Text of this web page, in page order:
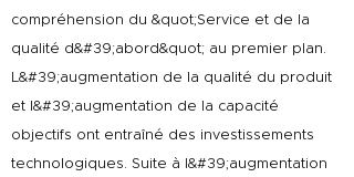
compréhension du &quot;Service et de la
qualité d&#39;abord&quot; au premier plan.
L&#39;augmentation de la qualité du produit
et l&#39;augmentation de la capacité
objectifs ont entraîné des investissements
technologiques. Suite à l&#39;augmentation